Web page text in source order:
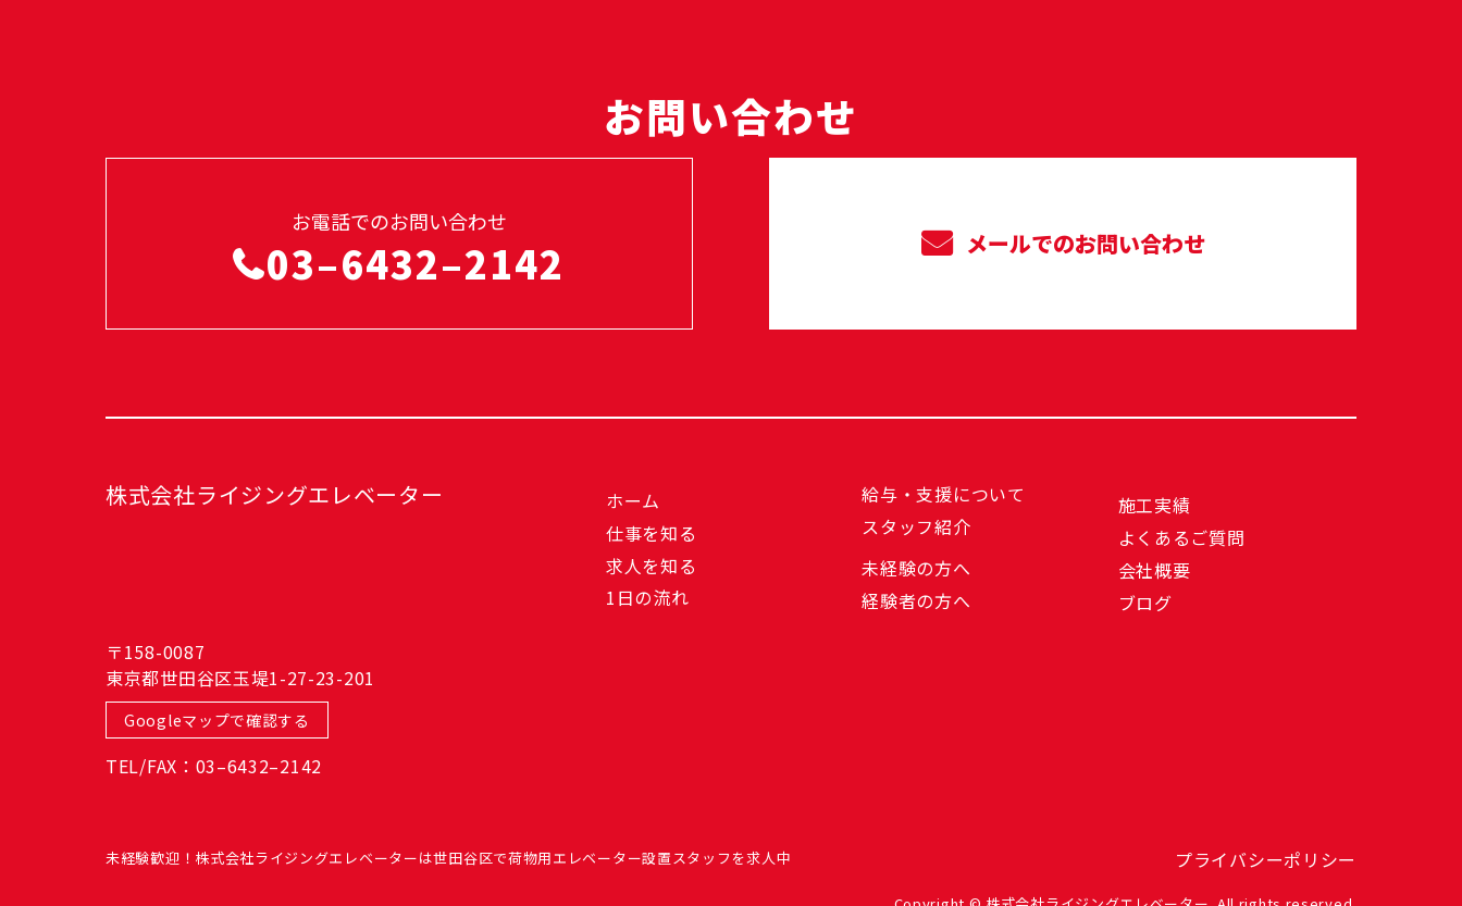
お問い合わせ
お電話でのお問い合わせ
03–6432–2142 メールでのお問い合わせ
株式会社ライジングエレベーター
ホーム
仕事を知る
求人を知る
1日の流れ
給与・支援について
スタッフ紹介
未経験の方へ
経験者の方へ
施工実績
よくあるご質問
会社概要
ブログ
〒158-0087
東京都世田谷区玉堤1-27-23-201
Googleマップで確認する
TEL/FAX：03–6432–2142
未経験歓迎！株式会社ライジングエレベーターは世田谷区で荷物用エレベーター設置スタッフを求人中 プライバシーポリシー